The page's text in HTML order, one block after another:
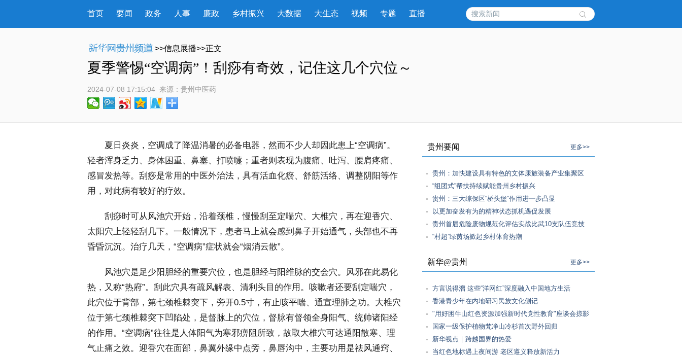
首页 要闻 政务 人事 廉政 乡村振兴 大数据 大生态 视频 专题 直播
>>信息展播>>正文
夏季警惕“空调病”！刮痧有奇效，记住这几个穴位～
2024-07-08 17:15:04 来源： 贵州中医药
夏日炎炎，空调成了降温消暑的必备电器，然而不少人却因此患上“空调病”。
轻者浑身乏力、身体困重、鼻塞、打喷嚏；重者则表现为腹痛、吐泻、腰肩疼痛、
感冒发热等。刮痧是常用的中医外治法，具有活血化瘀、舒筋活络、调整阴阳等作
用，对此病有较好的疗效。
刮痧时可从风池穴开始，沿着颈椎，慢慢刮至定喘穴、大椎穴，再在迎香穴、
太阳穴上轻轻刮几下。一般情况下，患者马上就会感到鼻子开始通气，头部也不再
昏昏沉沉。治疗几天，“空调病”症状就会“烟消云散”。
风池穴是足少阳胆经的重要穴位，也是胆经与阳维脉的交会穴。风邪在此易化
热，又称“热府”。刮此穴具有疏风解表、清利头目的作用。咳嗽者还要刮定喘穴，
此穴位于背部，第七颈椎棘突下，旁开0.5寸，有止咳平喘、通宣理肺之功。大椎穴
位于第七颈椎棘突下凹陷处，是督脉上的穴位，督脉有督领全身阳气、统帅诸阳经
的作用。“空调病”往往是人体阳气为寒邪痹阻所致，故取大椎穴可达通阳散寒、理
气止痛之效。迎香穴在面部，鼻翼外缘中点旁，鼻唇沟中，主要功用是祛风通窍、
贵州要闻 更多>>
贵州：加快建设具有特色的文体康旅装备产业集聚区
“组团式”帮扶持续赋能贵州乡村振兴
贵州：三大综保区“桥头堡”作用进一步凸显
以更加奋发有为的精神状态抓机遇促发展
贵州首届危险废物规范化评估实战比武10支队伍竞技
“村超”绿茵场掀起乡村体育热潮
新华@贵州 更多>>
方言说得溜 这些“洋网红”深度融入中国地方生活
香港青少年在内地研习民族文化侧记
"用好困牛山红色资源加强新时代党性教育"座谈会掠影
国家一级保护植物梵净山冷杉首次野外回归
新华视点｜跨越国界的热爱
当红色地标遇上夜间游 老区遵义释放新活力